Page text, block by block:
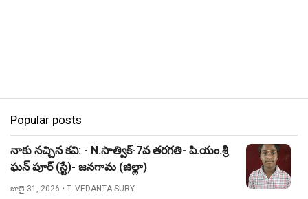
Popular posts
నాకు నచ్చిన కవి: - N.సాత్విక్-7వ తరగతి- పి.యం.శ్రీ
ఘన్ పూర్ (స్టే)- జనగామ (జిల్లా)
జులై 31, 2026 • T. VEDANTA SURY